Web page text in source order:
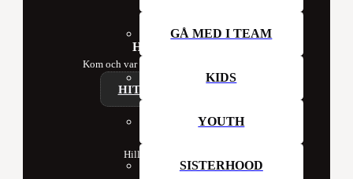
GÅ MED I TEAM
KIDS
YOUTH
SISTERHOOD
Hillsong Sweden
Kom och var med oss i kyrkan denna vecka!
HITTA ETT CAMPUS
Hillsong Church Sweden
Box 41